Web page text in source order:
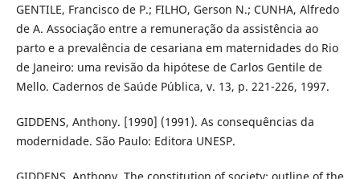
GENTILE, Francisco de P.; FILHO, Gerson N.; CUNHA, Alfredo
de A. Associação entre a remuneração da assistência ao
parto e a prevalência de cesariana em maternidades do Rio
de Janeiro: uma revisão da hipótese de Carlos Gentile de
Mello. Cadernos de Saúde Pública, v. 13, p. 221-226, 1997.
GIDDENS, Anthony. [1990] (1991). As consequências da
modernidade. São Paulo: Editora UNESP.
GIDDENS, Anthony. The constitution of society: outline of the